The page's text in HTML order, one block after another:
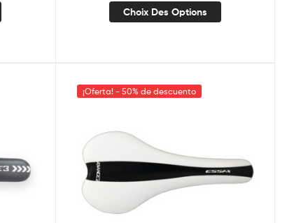
Choix Des Options
¡Oferta! - 50% de descuento